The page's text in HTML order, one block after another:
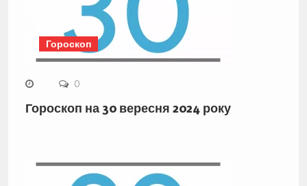
Гороскоп
0
Гороскоп на 30 вересня 2024 року